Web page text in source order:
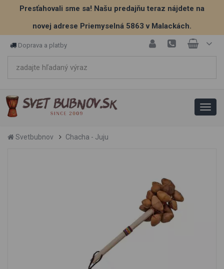
Presťahovali sme sa! Našu predajňu teraz nájdete na
novej adrese Priemyselná 5863 v Malackách.
Doprava a platby
Svetbubnov Chacha - Juju